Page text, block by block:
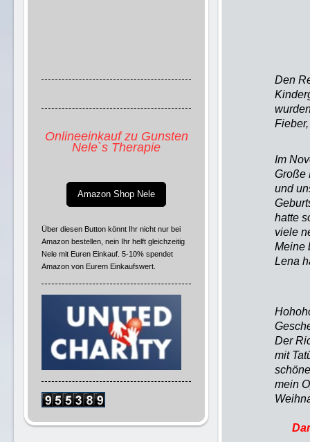
Den
Im
Große
und
hatte
viele
Meine
Der
mit
mein
Onlineeinkauf zu Gunsten
Nele`s Therapie
Amazon Shop Nele
Über diesen Button könnt Ihr nicht nur bei
Amazon bestellen, nein Ihr helft gleichzeitig
Nele mit Euren Einkauf. 5-10% spendet
Amazon von Eurem Einkaufswert.